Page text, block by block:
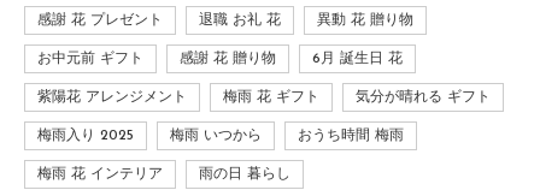
感謝 花 プレゼント 退職 お礼 花 異動 花 贈り物
お中元前 ギフト 感謝 花 贈り物 6月 誕生日 花
紫陽花 アレンジメント 梅雨 花 ギフト 気分が晴れる ギフト
梅雨入り 2025 梅雨 いつから おうち時間 梅雨
梅雨 花 インテリア 雨の日 暮らし